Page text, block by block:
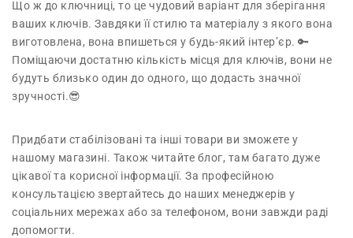
Що ж до ключниці, то це чудовий варіант для зберігання
ваших ключів. Завдяки її стилю та матеріалу з якого вона
виготовлена, вона впишеться у будь-який інтер’єр. 🔑
Поміщаючи достатню кількість місця для ключів, вони не
будуть близько один до одного, що додасть значної
зручності.😎
Придбати стабілізовані та інші товари ви зможете у
нашому магазині. Також читайте блог, там багато дуже
цікавої та корисної інформації. За професійною
консультацією звертайтесь до наших менеджерів у
соціальних мережах або за телефоном, вони завжди раді
допомогти.